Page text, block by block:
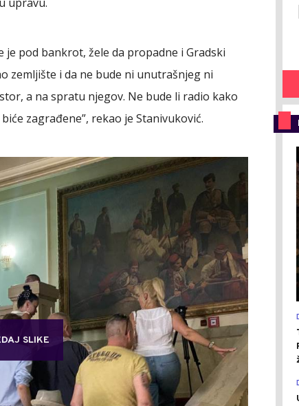
je pod bankrot, žele da propadne i Gradski
zemljište i da ne bude ni unutrašnjeg ni
a na spratu njegov. Ne bude li radio kako
zagrađene”, rekao je Stanivuković.
SLIKE